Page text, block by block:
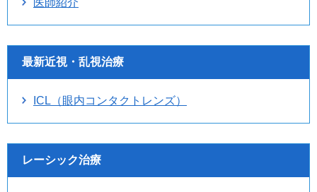
医師紹介
最新近視・乱視治療
ICL（眼内コンタクトレンズ）
レーシック治療